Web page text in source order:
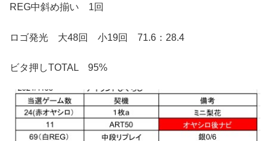
REG中斜め揃い 1回
ロゴ発光 大48回 小19回 71.6：28.4
ビタ押しTOTAL 95%